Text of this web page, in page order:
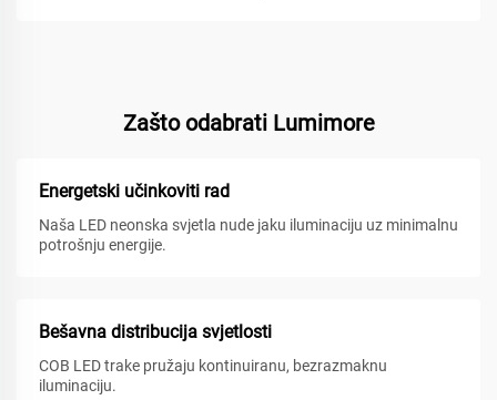
Zašto odabrati Lumimore
Energetski učinkoviti rad
Naša LED neonska svjetla nude jaku iluminaciju uz minimalnu
potrošnju energije.
Bešavna distribucija svjetlosti
COB LED trake pružaju kontinuiranu, bezrazmaknu
iluminaciju.